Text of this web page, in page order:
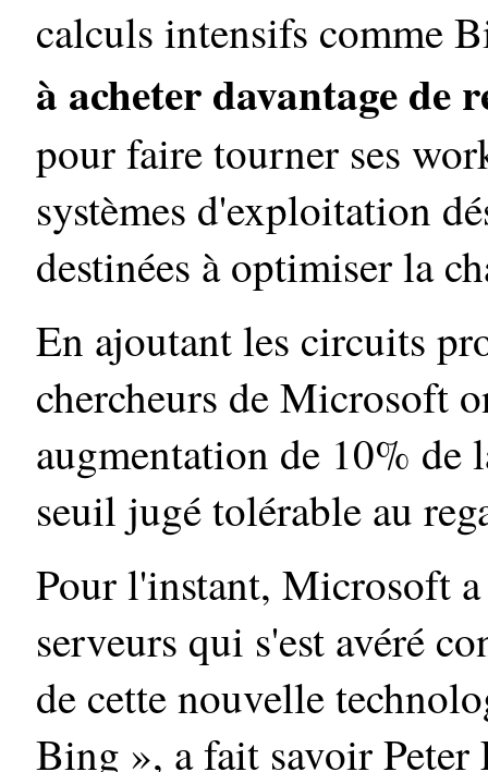
calculs intensifs comme
à acheter davantage de
pour faire tourner ses
systèmes d'exploitation
destinées à optimiser la
En ajoutant les circuits
chercheurs de Microsoft
augmentation de 10% de
seuil jugé tolérable au
Pour l'instant, Microsoft
serveurs qui s'est avéré
de cette nouvelle
Bing », a fait savoir Peter